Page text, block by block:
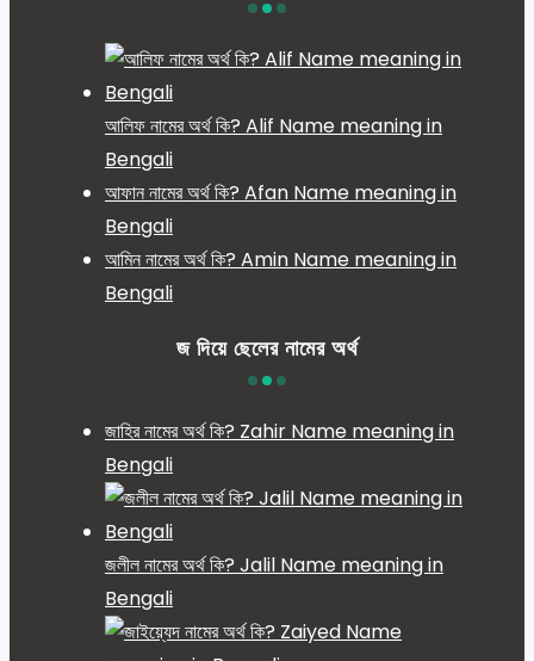
আলিফ নামের অর্থ কি? Alif Name meaning in
Bengali
আফান নামের অর্থ কি? Afan Name meaning in
Bengali
আমিন নামের অর্থ কি? Amin Name meaning in
Bengali
জ দিয়ে ছেলের নামের অর্থ
জাহির নামের অর্থ কি? Zahir Name meaning in
Bengali
জলীল নামের অর্থ কি? Jalil Name meaning in
Bengali